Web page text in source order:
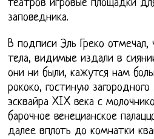
театров игровые площадки
заповедника.
В подписи Эль Греко отмечал,
тела, видимые издали в
они ни были, кажутся нам
рококо, гостиную загородного
эсквайра XIX века с
барочное венецианское
далее вплоть до комнатки